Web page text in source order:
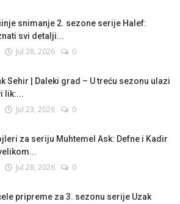
snimanje 2. sezone serije Halef:
svi detalji...
Jul 28, 2026 0
Sehir | Daleki grad – U treću sezonu ulazi
lik:...
Jul 23, 2026 0
za seriju Muhtemel Ask: Defne i Kadir
Jul 28, 2026 0
pripreme za 3. sezonu serije Uzak